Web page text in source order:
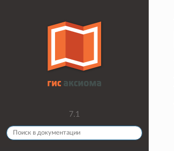
7.1